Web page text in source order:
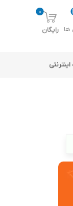
ها
0
رایگان